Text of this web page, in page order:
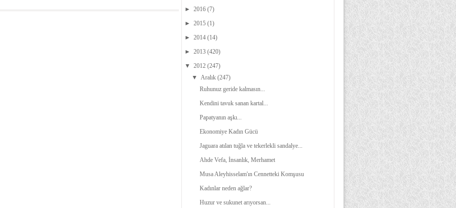
► 2016 (7)
► 2015 (1)
► 2014 (14)
► 2013 (420)
▼ 2012 (247)
▼ Aralık(247)
Ruhunuz geride kalmasın...
Kendini tavuk sanan kartal...
Papatyanın aşkı...
Ekonomiye Kadın Gücü
Jaguara atılan tuğla ve tekerlekli sandalye...
Ahde Vefa, İnsanlık, Merhamet
Musa Aleyhisselam'ın Cennetteki Komşusu
Kadınlar neden ağlar?
Huzur ve sukunet arıyorsan...